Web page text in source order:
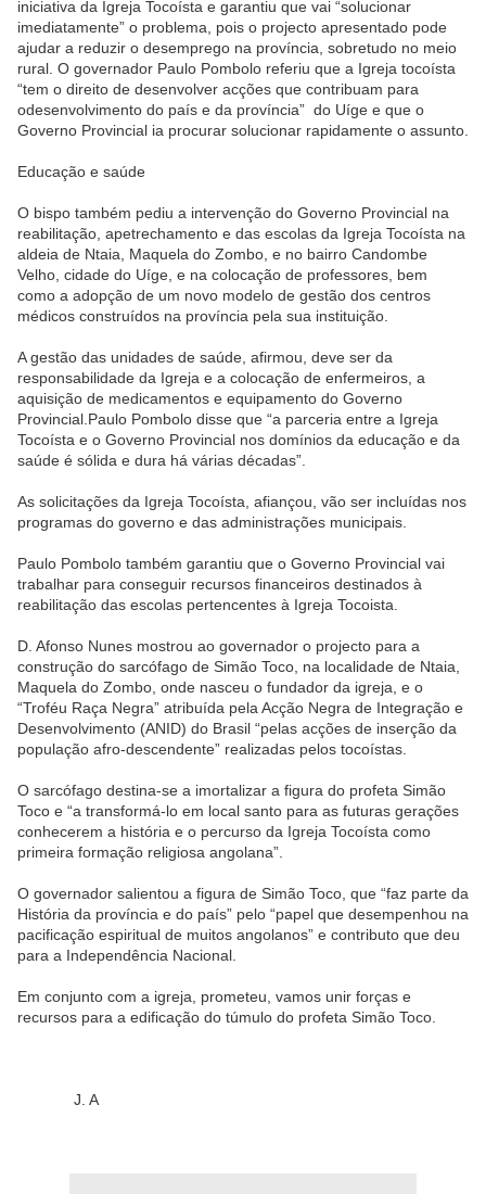
iniciativa da Igreja Tocoísta e garantiu que vai “solucionar
imediatamente” o problema, pois o projecto apresentado pode
ajudar a reduzir o desemprego na província, sobretudo no meio
rural. O governador Paulo Pombolo referiu que a Igreja tocoísta
“tem o direito de desenvolver acções que contribuam para
odesenvolvimento do país e da província” do Uíge e que o
Governo Provincial ia procurar solucionar rapidamente o assunto.
Educação e saúde
O bispo também pediu a intervenção do Governo Provincial na
reabilitação, apetrechamento e das escolas da Igreja Tocoísta na
aldeia de Ntaia, Maquela do Zombo, e no bairro Candombe
Velho, cidade do Uíge, e na colocação de professores, bem
como a adopção de um novo modelo de gestão dos centros
médicos construídos na província pela sua instituição.
A gestão das unidades de saúde, afirmou, deve ser da
responsabilidade da Igreja e a colocação de enfermeiros, a
aquisição de medicamentos e equipamento do Governo
Provincial.Paulo Pombolo disse que “a parceria entre a Igreja
Tocoísta e o Governo Provincial nos domínios da educação e da
saúde é sólida e dura há várias décadas”.
As solicitações da Igreja Tocoísta, afiançou, vão ser incluídas nos
programas do governo e das administrações municipais.
Paulo Pombolo também garantiu que o Governo Provincial vai
trabalhar para conseguir recursos financeiros destinados à
reabilitação das escolas pertencentes à Igreja Tocoista.
D. Afonso Nunes mostrou ao governador o projecto para a
construção do sarcófago de Simão Toco, na localidade de Ntaia,
Maquela do Zombo, onde nasceu o fundador da igreja, e o
“Troféu Raça Negra” atribuída pela Acção Negra de Integração e
Desenvolvimento (ANID) do Brasil “pelas acções de inserção da
população afro-descendente” realizadas pelos tocoístas.
O sarcófago destina-se a imortalizar a figura do profeta Simão
Toco e “a transformá-lo em local santo para as futuras gerações
conhecerem a história e o percurso da Igreja Tocoísta como
primeira formação religiosa angolana”.
O governador salientou a figura de Simão Toco, que “faz parte da
História da província e do país” pelo “papel que desempenhou na
pacificação espiritual de muitos angolanos” e contributo que deu
para a Independência Nacional.
Em conjunto com a igreja, prometeu, vamos unir forças e
recursos para a edificação do túmulo do profeta Simão Toco.
J. A